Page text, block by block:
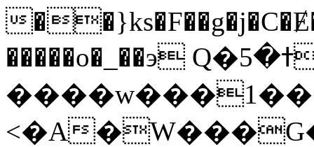
�����o�_��э Q�ߙ�5�D$������}N7?
<�A